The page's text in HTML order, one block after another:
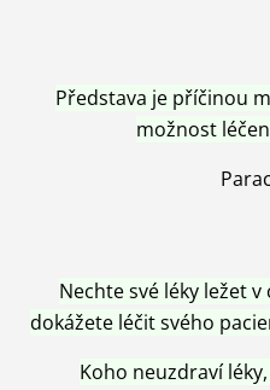
Představa je příčinou
možnost
Nechte své léky ležet
dokážete léčit svého
Koho neuzdraví